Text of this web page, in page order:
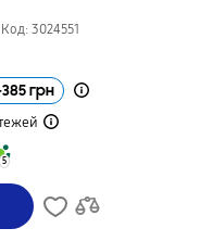
Код: 3024551
385грн
5